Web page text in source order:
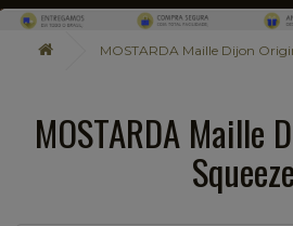
MOSTARDA Maille Dijon
MOSTARDA Maille
Squeeze